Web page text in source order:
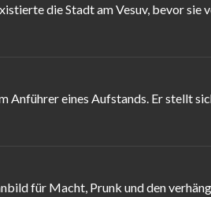
die Stadt am Vesuv, bevor sie
eines Aufstands. Er stellt
für Macht, Prunk und den